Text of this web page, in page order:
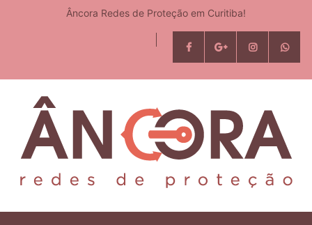
Âncora Redes de Proteção em Curitiba!